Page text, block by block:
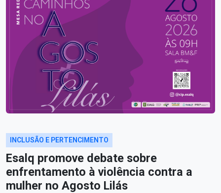
INCLUSÃO E PERTENCIMENTO
Esalq promove debate sobre
enfrentamento à violência contra a
mulher no Agosto Lilás